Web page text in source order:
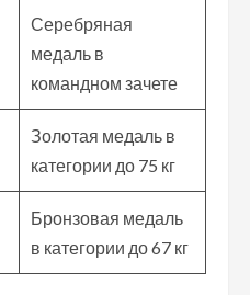
Серебряная
медаль в
командном зачете
Золотая медаль в
категории до 75 кг
Бронзовая медаль
в категории до 67 кг